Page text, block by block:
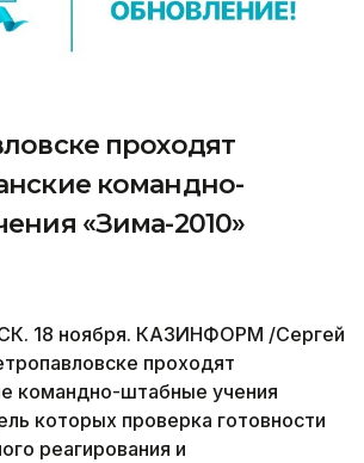
проходят
командно-
«Зима-2010»
18 ноября. КАЗИНФОРМ /Сергей
проходят
командно-штабные учения
которых проверка готовности
реагирования и